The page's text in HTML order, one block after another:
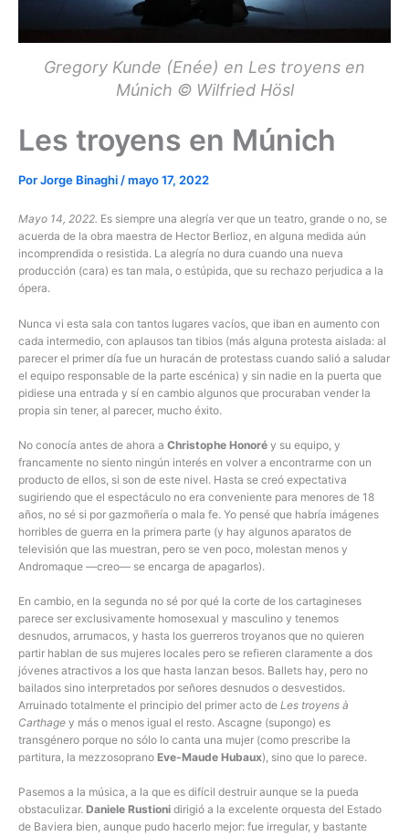
Gregory Kunde (Enée) en Les troyens en
Múnich © Wilfried Hösl
Les troyens en Múnich
PorJorge Binaghi/mayo 17, 2022
Mayo 14, 2022. Es siempre una alegría ver que un teatro, grande o no, se
acuerda de la obra maestra de Hector Berlioz, en alguna medida aún
incomprendida o resistida. La alegría no dura cuando una nueva
producción (cara) es tan mala, o estúpida, que su rechazo perjudica a la
ópera.
Nunca vi esta sala con tantos lugares vacíos, que iban en aumento con
cada intermedio, con aplausos tan tibios (más alguna protesta aislada: al
parecer el primer día fue un huracán de protestass cuando salió a saludar
el equipo responsable de la parte escénica) y sin nadie en la puerta que
pidiese una entrada y sí en cambio algunos que procuraban vender la
propia sin tener, al parecer, mucho éxito.
No conocía antes de ahora a Christophe Honoré y su equipo, y
francamente no siento ningún interés en volver a encontrarme con un
producto de ellos, si son de este nivel. Hasta se creó expectativa
sugiriendo que el espectáculo no era conveniente para menores de 18
años, no sé si por gazmoñería o mala fe. Yo pensé que habría imágenes
horribles de guerra en la primera parte (y hay algunos aparatos de
televisión que las muestran, pero se ven poco, molestan menos y
Andromaque —creo— se encarga de apagarlos).
En cambio, en la segunda no sé por qué la corte de los cartagineses
parece ser exclusivamente homosexual y masculino y tenemos
desnudos, arrumacos, y hasta los guerreros troyanos que no quieren
partir hablan de sus mujeres locales pero se refieren claramente a dos
jóvenes atractivos a los que hasta lanzan besos. Ballets hay, pero no
bailados sino interpretados por señores desnudos o desvestidos.
Arruinado totalmente el principio del primer acto de Les troyens à
Carthage y más o menos igual el resto. Ascagne (supongo) es
transgénero porque no sólo lo canta una mujer (como prescribe la
partitura, la mezzosoprano Eve-Maude Hubaux), sino que lo parece.
Pasemos a la música, a la que es difícil destruir aunque se la pueda
obstaculizar. Daniele Rustioni dirigió a la excelente orquesta del Estado
de Baviera bien, aunque pudo hacerlo mejor: fue irregular, y bastante